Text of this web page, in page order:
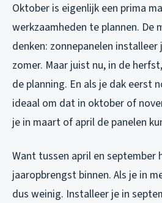
Oktober is eigenlijk een prima
werkzaamheden te plannen. De
denken: zonnepanelen
zomer. Maar juist nu, in de
de planning. En als je dak eerst
ideaal om dat in oktober of
je in maart of april de panelen
Want tussen april en september
jaaropbrengst binnen. Als je in
dus weinig. Installeer je in